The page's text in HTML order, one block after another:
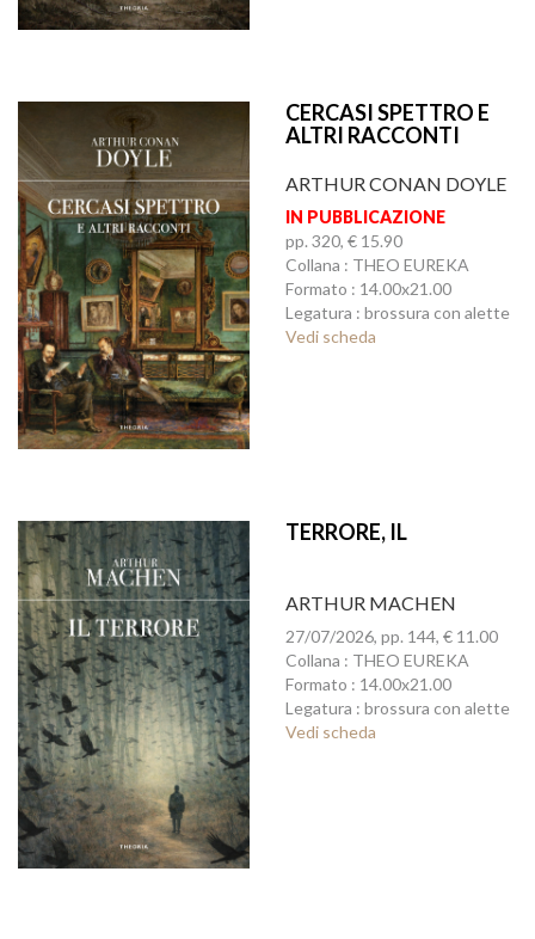
CERCASI SPETTRO E
ALTRI RACCONTI
ARTHUR CONAN DOYLE
IN PUBBLICAZIONE
pp. 320, € 15.90
Collana : THEO EUREKA
Formato : 14.00x21.00
Legatura : brossura con alette
Vedi scheda
TERRORE, IL
ARTHUR MACHEN
27/07/2026, pp. 144, € 11.00
Collana : THEO EUREKA
Formato : 14.00x21.00
Legatura : brossura con alette
Vedi scheda